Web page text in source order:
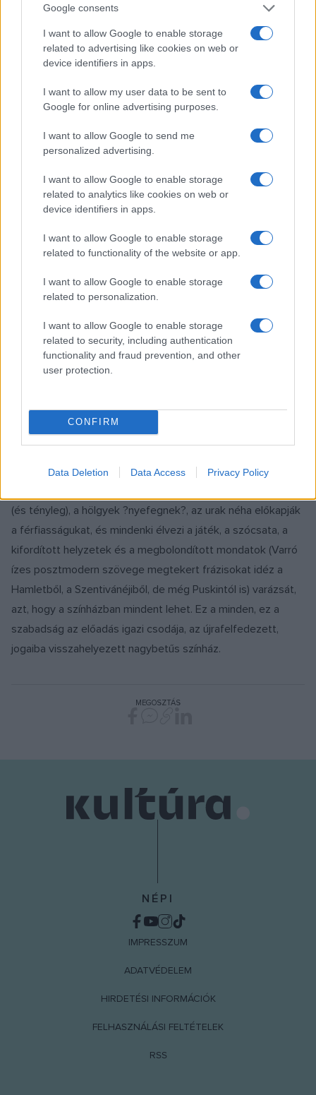
Google consents
I want to allow Google to enable storage
related to advertising like cookies on web or
device identifiers in apps.
I want to allow my user data to be sent to
Google for online advertising purposes.
I want to allow Google to send me
personalized advertising.
I want to allow Google to enable storage
related to analytics like cookies on web or
device identifiers in apps.
I want to allow Google to enable storage
related to functionality of the website or app.
I want to allow Google to enable storage
related to personalization.
I want to allow Google to enable storage
related to security, including authentication
functionality and fraud prevention, and other
user protection.
CONFIRM
Data Deletion Data Access Privacy Policy
aki a sólymok mintájára szelídíti meg Katát, s mindezt nem a
pedagógus, hanem a vérbeli játékos szenvedélyével. Méltó
ellenfelének bizonyulBörcsök Enikő:a nem igazán szép
nők józanságába rekedt, hablatyoló dühöt visz, de már
legelső megjelenésekor sokkal szelídebb, mint azt
elvárnánk: ő nem korai szüfrazsett, hanem az egyetlen
karakteres nő a többi között, és maga is tudja, hogy így
aligha jut a házasélet örömeihez. Amikor Petruchio először
megszólítja, áram fut végig a testén és már tudja, hogy
elveszett. Börcsök némi cinizmusba oltja a vágyakozást,
szép közös játékuk sokkal inkább a váratlanul feltörő
szerelemről szól, mint a Bianca körüli affektálások. Szép, bár
kissé túllágyított pillanatokat köszönhetünkFesztbaum
öltözött, félművelt szolga szerepében,Molnár Áron
estét is be tudna tölteni, Bianca szerepében
Réti Adrienn
igazi mai, élvezeteket hajszoló tinédzser és erős karaktert
hoz az utolsó percekben
Gothár Shakespeare-jének főszereplője a nyelv és a játék,
(és tényleg), a hölgyek ?nyefegnek?, az urak néha előkapják
a férfiasságukat, és mindenki élvezi a játék, a szócsata, a
kifordított helyzetek és a megbolondított mondatok (Varró
ízes posztmodern szövege megtekert frázisokat idéz a
Hamletből, a Szentivánéjiből, de még Puskintól is) varázsát,
azt, hogy a színházban mindent lehet. Ez a minden, ez a
szabadság az előadás igazi csodája, az újrafelfedezett,
jogaiba visszahelyezett nagybetűs színház.
MEGOSZTÁS
NÉPI
IMPRESSZUM
ADATVÉDELEM
HIRDETÉSI INFORMÁCIÓK
FELHASZNÁLÁSI FELTÉTELEK
RSS